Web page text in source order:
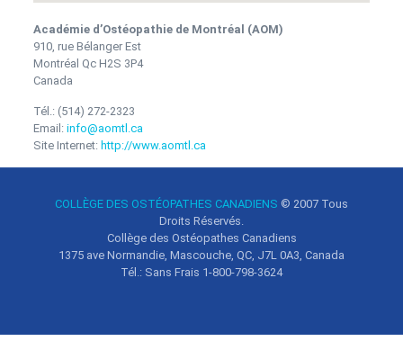
Académie d’Ostéopathie de Montréal (AOM)
910, rue Bélanger Est
Montréal Qc H2S 3P4
Canada
Tél.: (514) 272-2323
Email: info@aomtl.ca
Site Internet: http://www.aomtl.ca
COLLÈGE DES OSTÉOPATHES CANADIENS © 2007 Tous
Droits Réservés.
Collège des Ostéopathes Canadiens
1375 ave Normandie, Mascouche, QC, J7L 0A3, Canada
Tél.: Sans Frais 1-800-798-3624